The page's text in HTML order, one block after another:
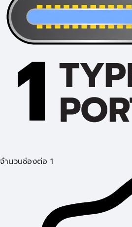
จำนวนช่องต่อ 1